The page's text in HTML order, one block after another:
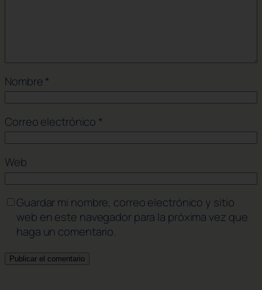
Nombre*
Correo electrónico *
Web
Guardar mi nombre, correo electrónico y sitio
web en este navegador para la próxima vez que
haga un comentario.